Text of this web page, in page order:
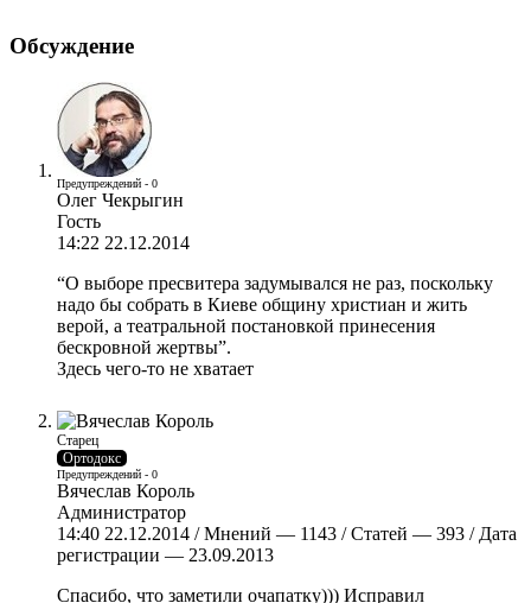
Обсуждение
Предупреждений - 0
Олег Чекрыгин
Гость
14:22 22.12.2014
“О выборе пресвитера задумывался не раз, поскольку
надо бы собрать в Киеве общину христиан и жить
верой, а театральной постановкой принесения
бескровной жертвы”.
Здесь чего-то не хватает
Старец
Ортодокс
Предупреждений - 0
Вячеслав Король
Администратор
14:40 22.12.2014 / Мнений — 1143 / Статей — 393 / Дата
регистрации — 23.09.2013
Спасибо, что заметили очапатку))) Исправил